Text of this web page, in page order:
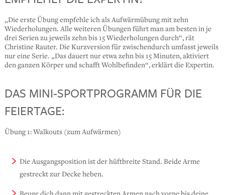
„Die erste Übung empfehle ich als Aufwärmübung mit zehn
Wiederholungen. Alle weiteren Übungen führt man am besten in je
drei Serien zu jeweils zehn bis 15 Wiederholungen durch“, rät
Christine Rauter. Die Kurzversion für zwischendurch umfasst jeweils
nur eine Serie. „Das dauert nur etwa zehn bis 15 Minuten, aktiviert
den ganzen Körper und schafft Wohlbefinden“, erklärt die Expertin.
DAS MINI-SPORTPROGRAMM FÜR DIE
FEIERTAGE:
Übung 1: Walkouts (zum Aufwärmen)
Die Ausgangsposition ist der hüftbreite Stand. Beide Arme
gestreckt zur Decke heben.